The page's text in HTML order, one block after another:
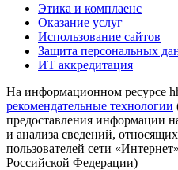
Этика и комплаенс
Оказание услуг
Использование сайтов
Защита персональных
ИТ аккредитация
На информационном ресурсе
рекомендательные технологии
предоставления информации
и анализа сведений,
пользователей сети
Российской Федерации)